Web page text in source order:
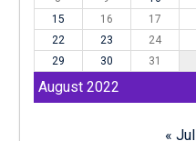
August 2022
15
16 17
22
23 24
29
30 31
« Jul